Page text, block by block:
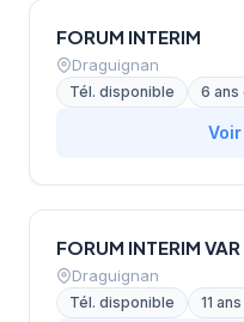
FORUM INTERIM
Draguignan
Tél. disponible 6 ans
FORUM INTERIM VAR
Draguignan
Tél. disponible 11